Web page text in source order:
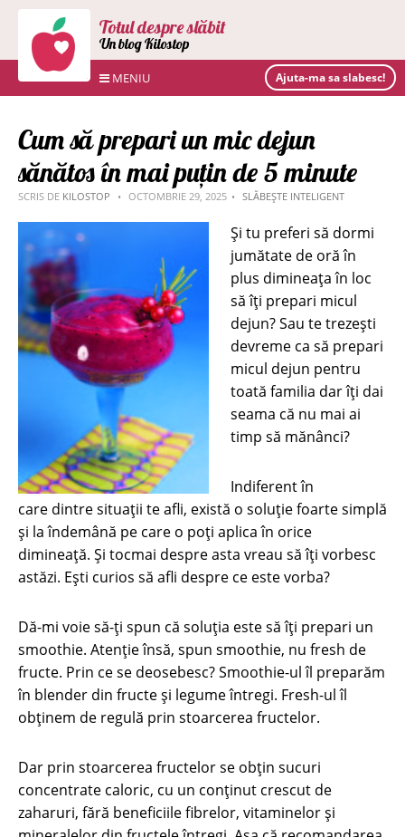
Totul despre slăbit
Un blog Kilostop
MENIU Ajuta-ma sa slabesc!
Cum să prepari un mic dejun
sănătos în mai puțin de 5 minute
SCRIS DE KILOSTOP OCTOMBRIE 29, 2025 SLĂBEȘTE INTELIGENT
Și tu preferi să dormi
jumătate de oră în
plus dimineața în loc
să îți prepari micul
dejun? Sau te trezești
devreme ca să prepari
micul dejun pentru
toată familia dar îți dai
seama că nu mai ai
timp să mănânci?
Indiferent în
care dintre situații te afli, există o soluție foarte simplă
și la îndemână pe care o poți aplica în orice
dimineață. Și tocmai despre asta vreau să îți vorbesc
astăzi. Ești curios să afli despre ce este vorba?
Dă-mi voie să-ți spun că soluția este să îți prepari un
smoothie. Atenție însă, spun smoothie, nu fresh de
fructe. Prin ce se deosebesc? Smoothie-ul îl preparăm
în blender din fructe și legume întregi. Fresh-ul îl
obținem de regulă prin stoarcerea fructelor.
Dar prin stoarcerea fructelor se obţin sucuri
concentrate caloric, cu un conţinut crescut de
zaharuri, fără beneficiile fibrelor, vitaminelor şi